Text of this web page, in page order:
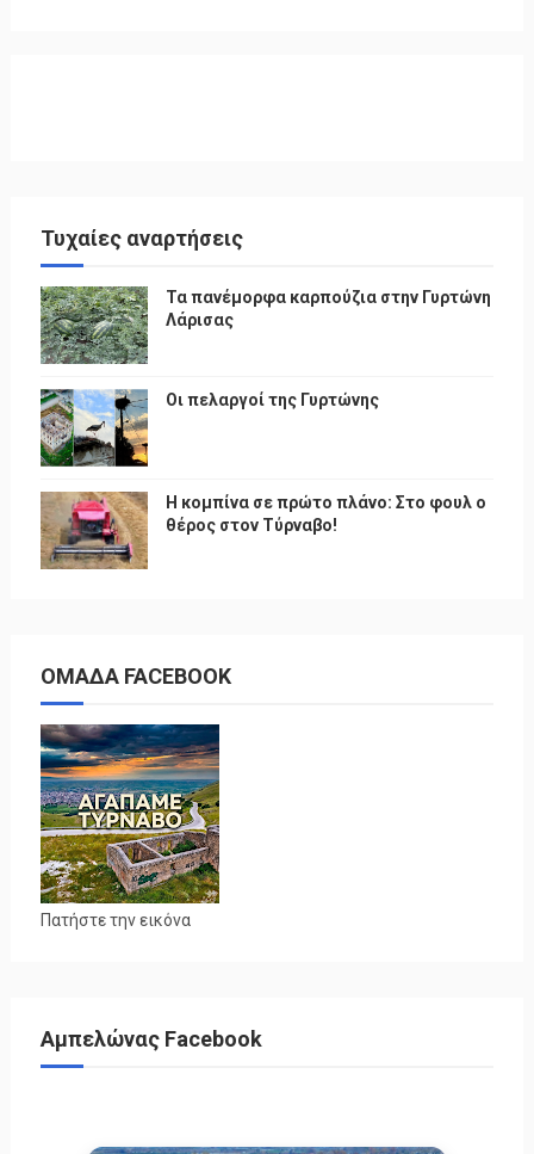
Τυχαίες αναρτήσεις
Τα πανέμορφα καρπούζια στην Γυρτώνη
Λάρισας
Οι πελαργοί της Γυρτώνης
Η κομπίνα σε πρώτο πλάνο: Στο φουλ ο
θέρος στον Τύρναβο!
ΟΜΑΔΑ FACEBOOK
Πατήστε την εικόνα
Αμπελώνας Facebook